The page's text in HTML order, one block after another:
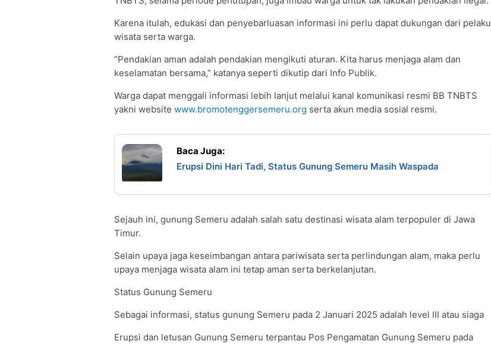
Karena itulah, edukasi dan penyebarluasan informasi ini perlu dapat dukungan dari pelaku
wisata serta warga.
“Pendakian aman adalah pendakian mengikuti aturan. Kita harus menjaga alam dan
keselamatan bersama,” katanya seperti dikutip dari Info Publik.
Warga dapat menggali informasi lebih lanjut melalui kanal komunikasi resmi BB TNBTS
yakni website www.bromotenggersemeru.org serta akun media sosial resmi.
Baca Juga:
Erupsi Dini Hari Tadi, Status Gunung Semeru Masih Waspada
Sejauh ini, gunung Semeru adalah salah satu destinasi wisata alam terpopuler di Jawa
Timur.
Selain upaya jaga keseimbangan antara pariwisata serta perlindungan alam, maka perlu
upaya menjaga wisata alam ini tetap aman serta berkelanjutan.
Status Gunung Semeru
Sebagai informasi, status gunung Semeru pada 2 Januari 2025 adalah level III atau siaga
Erupsi dan letusan Gunung Semeru terpantau Pos Pengamatan Gunung Semeru pada